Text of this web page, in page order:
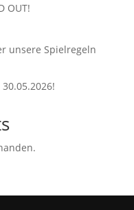
OUT!
unsere Spielregeln
30.05.2026!